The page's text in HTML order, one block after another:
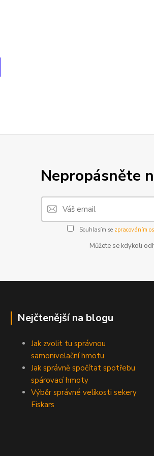
Nepropásněte
Souhlasím se zpracováním
Můžete se kdykoli
Nejčtenější na blogu
Jak zvolit tu správnou
samonivelační hmotu
Jak správně spočítat spotřebu
spárovací hmoty
Výběr správné velikosti sekery
Fiskars